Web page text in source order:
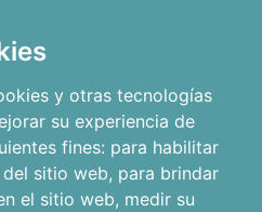
y otras tecnologías
su experiencia de
fines: para habilitar
sitio web, para brindar
el sitio web, medir su